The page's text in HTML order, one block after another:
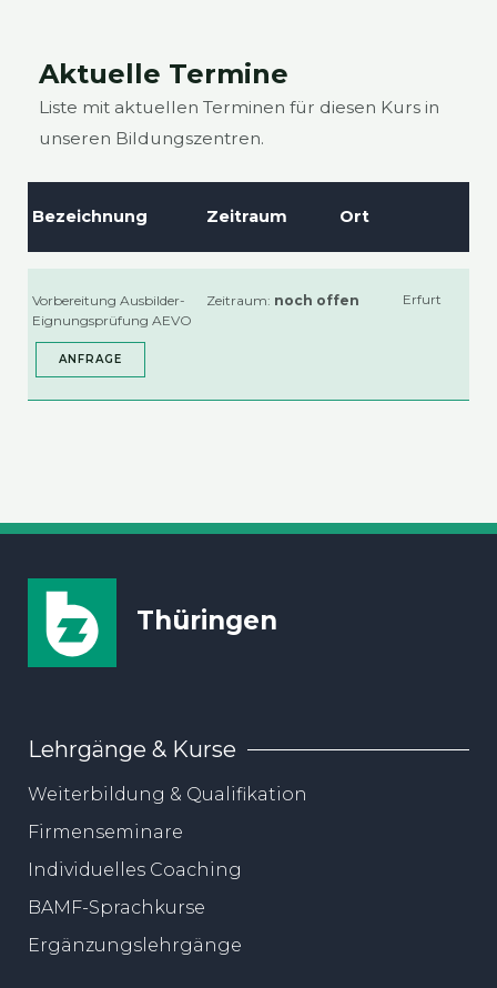
Aktu­el­le Ter­mi­ne
Lis­te mit aktu­el­len Ter­mi­nen für die­sen Kurs in
unse­ren Bil­dungs­zen­tren.
Bezeich­nung Zeit­raum Ort
Vor­be­rei­tung Aus­­­bil­­der-
Eig­­nungs­­prü­­fung AEVO
ANFRA­GE
Zeit­raum: noch offen Erfurt
Thüringen
Lehrgänge & Kurse
Weiterbildung & Qualifikation
Firmenseminare
Individuelles Coaching
BAMF-Sprachkurse
Ergänzungslehrgänge